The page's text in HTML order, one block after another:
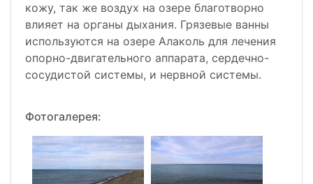
кожу, так же воздух на озере благотворно
влияет на органы дыхания. Грязевые ванны
используются на озере Алаколь для лечения
опорно-двигательного аппарата, сердечно-
сосудистой системы, и нервной системы.
Фотогалерея: